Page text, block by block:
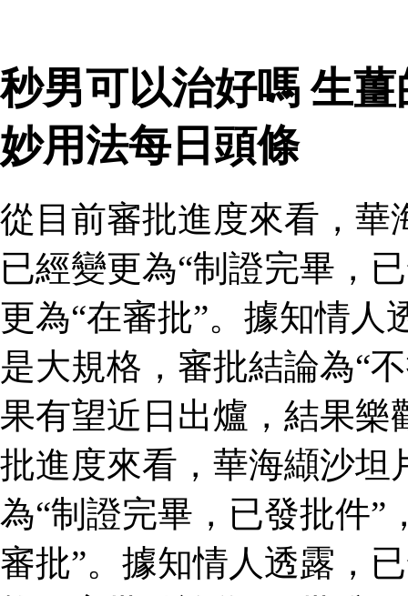
秒男可以治好嗎 生
妙用法每日頭條
從目前審批進度來看，華
已經變更為“制證完畢，
更為“在審批”。據知情
是大規格，審批結論為“
果有望近日出爐，結果樂
批進度來看，華海纈沙坦
為“制證完畢，已發批件”
審批”。據知情人透露，